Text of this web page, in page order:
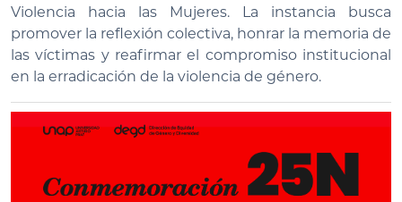
Violencia hacia las Mujeres. La instancia busca
promover la reflexión colectiva, honrar la memoria de
las víctimas y reafirmar el compromiso institucional
en la erradicación de la violencia de género.